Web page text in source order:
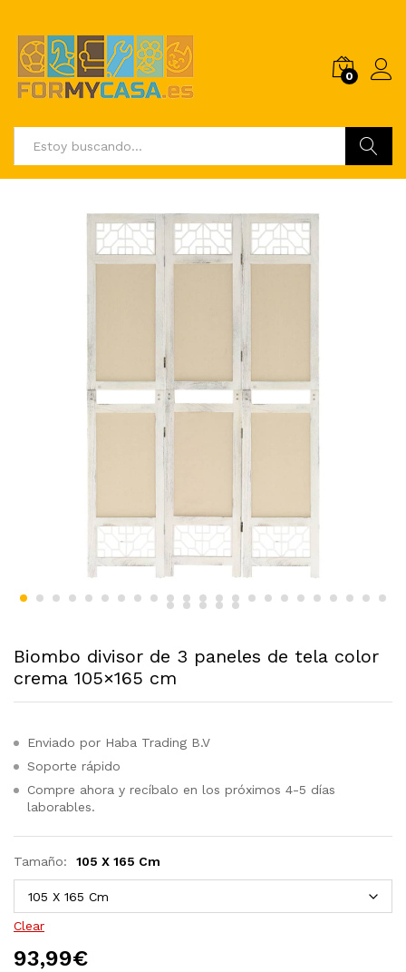
0
Biombo divisor de 3 paneles de tela color
crema 105×165 cm
Enviado por Haba Trading B.V
Soporte rápido
Compre ahora y recíbalo en los próximos 4-5 días
laborables.
Tamaño: 105 X 165 Cm
Clear
93,99€